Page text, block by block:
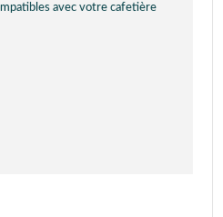
avec votre cafetière